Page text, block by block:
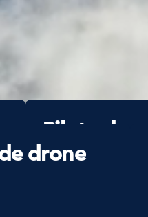
Pilote de
transport
drone